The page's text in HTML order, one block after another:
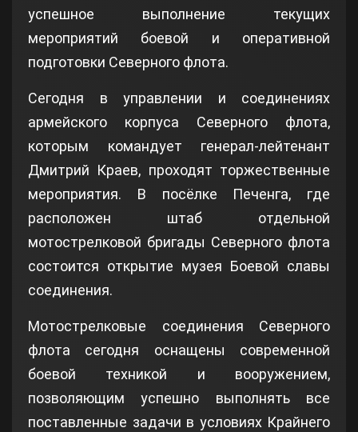
успешное выполнение текущих
мероприятий боевой и оперативной
подготовки Северного флота.
Сегодня в управлении и соединениях
армейского корпуса Северного флота,
которым командует генерал-лейтенант
Дмитрий Краев, проходят торжественные
мероприятия. В посёлке Печенга, где
расположен штаб отдельной
мотострелковой бригады Северного флота
состоится открытие музея Боевой славы
соединения.
Мотострелковые соединения Северного
флота сегодня оснащены современной
боевой техникой и вооружением,
позволяющим успешно выполнять все
поставленные задачи в условиях Крайнего